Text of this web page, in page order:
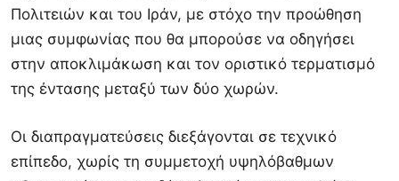
Πολιτειών και του Ιράν, με στόχο την προώθηση
μιας συμφωνίας που θα μπορούσε να οδηγήσει
στην αποκλιμάκωση και τον οριστικό τερματισμό
της έντασης μεταξύ των δύο χωρών.
Οι διαπραγματεύσεις διεξάγονται σε τεχνικό
επίπεδο, χωρίς τη συμμετοχή υψηλόβαθμων